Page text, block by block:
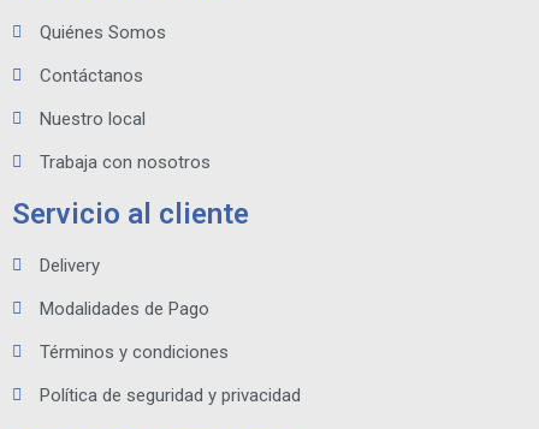
Quiénes Somos
Contáctanos
Nuestro local
Trabaja con nosotros
Servicio al cliente
Delivery
Modalidades de Pago
Términos y condiciones
Política de seguridad y privacidad